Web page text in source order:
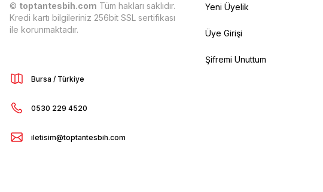
© toptantesbih.com Tüm hakları saklıdır.
Kredi kartı bilgileriniz 256bit SSL sertifikası
ile korunmaktadır.
Bursa / Türkiye
0530 229 4520
iletisim@toptantesbih.com
Yeni Üyelik
Üye Girişi
Şifremi Unuttum